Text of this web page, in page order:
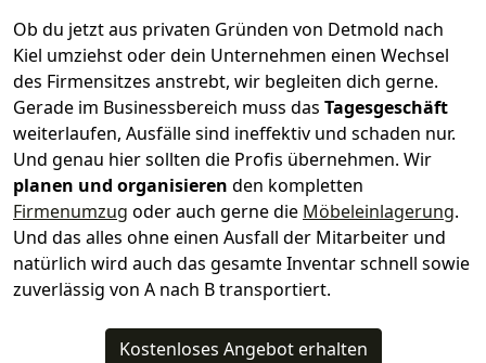
Ob du jetzt aus privaten Gründen von Detmold nach
Kiel umziehst oder dein Unternehmen einen Wechsel
des Firmensitzes anstrebt, wir begleiten dich gerne.
Gerade im Businessbereich muss das Tagesgeschäft
weiterlaufen, Ausfälle sind ineffektiv und schaden nur.
Und genau hier sollten die Profis übernehmen. Wir
planen und organisieren den kompletten
Firmenumzug oder auch gerne die Möbeleinlagerung.
Und das alles ohne einen Ausfall der Mitarbeiter und
natürlich wird auch das gesamte Inventar schnell sowie
zuverlässig von A nach B transportiert.
Kostenloses Angebot erhalten